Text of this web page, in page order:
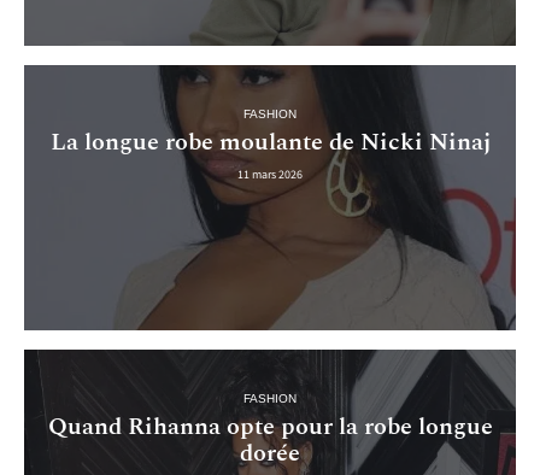
FASHION
La longue robe moulante de Nicki Ninaj
11 mars 2026
FASHION
Quand Rihanna opte pour la robe longue
dorée